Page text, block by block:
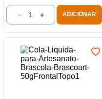
＋
－ ADICIONAR